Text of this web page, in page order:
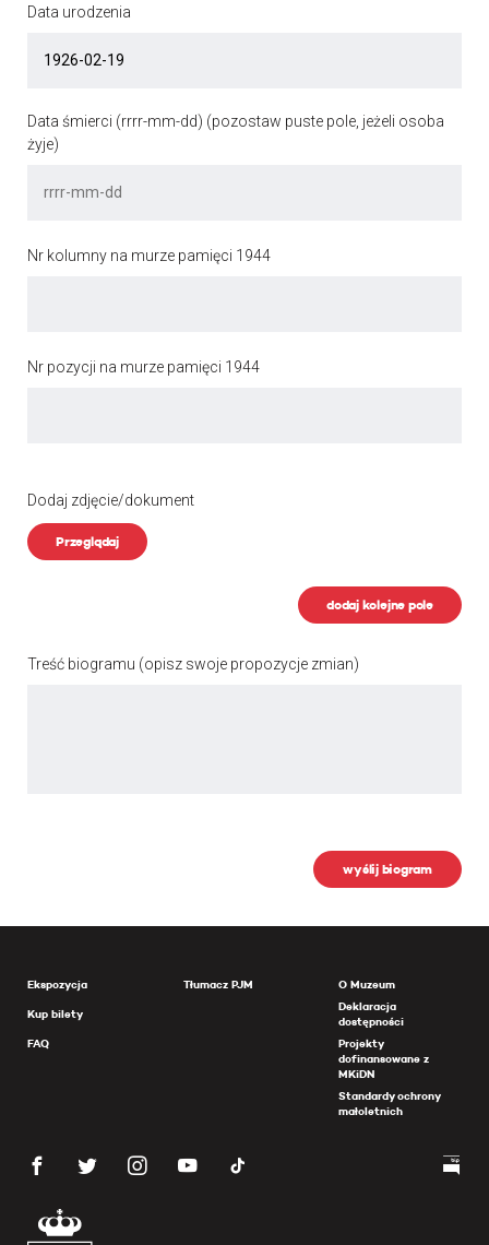
Data urodzenia
Data śmierci (rrrr-mm-dd) (pozostaw puste pole, jeżeli osoba
żyje)
Nr kolumny na murze pamięci 1944
Nr pozycji na murze pamięci 1944
Dodaj zdjęcie/dokument
Przeglądaj
dodaj kolejne pole
Treść biogramu (opisz swoje propozycje zmian)
wyślij biogram
Ekspozycja
Kup bilety
FAQ
Tłumacz PJM
O Muzeum
Deklaracja
dostępności
Projekty
dofinansowane z
MKiDN
Standardy ochrony
małoletnich